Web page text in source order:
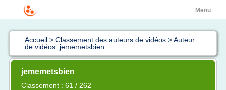
Menu
Accueil > Classement des auteurs de vidéos >Auteur
de vidéos: jememetsbien
jememetsbien
Classement : 61 / 262